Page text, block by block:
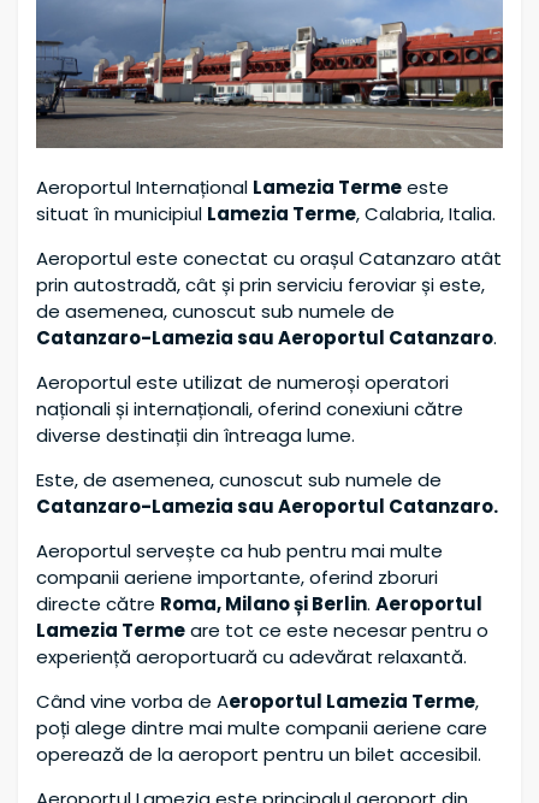
Aeroportul Internațional Lamezia Termeeste
situat în municipiul Lamezia Terme, Calabria, Italia.
Aeroportul este conectat cu orașul Catanzaro atât
prin autostradă, cât și prin serviciu feroviar și este,
de asemenea, cunoscut sub numele de
Catanzaro-Lamezia sau Aeroportul Catanzaro.
Aeroportul este utilizat de numeroși operatori
naționali și internaționali, oferind conexiuni către
diverse destinații din întreaga lume.
Este, de asemenea, cunoscut sub numele de
Catanzaro-Lamezia sau Aeroportul Catanzaro.
Aeroportul servește ca hub pentru mai multe
companii aeriene importante, oferind zboruri
directe către Roma, Milano și Berlin. Aeroportul
Lamezia Termeare tot ce este necesar pentru o
experiență aeroportuară cu adevărat relaxantă.
Când vine vorba de Aeroportul Lamezia Terme,
poți alege dintre mai multe companii aeriene care
operează de la aeroport pentru un bilet accesibil.